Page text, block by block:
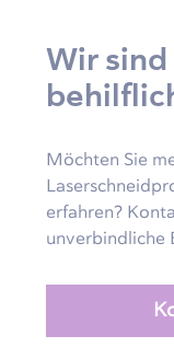
Wir
Möchten Sie
erfahren?
unverbindliche